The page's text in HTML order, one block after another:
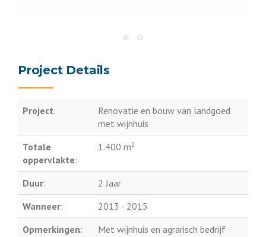
Project Details
Project:
Renovatie en bouw van landgoed
met wijnhuis
Totale
oppervlakte:
1.400 m2
Duur:
2 Jaar
Wanneer:
2013 - 2015
Opmerkingen: Met wijnhuis en agrarisch bedrijf